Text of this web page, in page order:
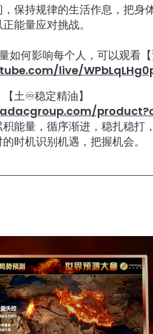
保持规律的生活作息，把
能量应对挑战。
如何影响每个人，可以观看
live/
土♾️稳定精油】
能量，循序渐进，稳扎稳
时机识别机遇，把握机会。